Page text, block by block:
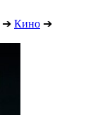
➔ Кино ➔